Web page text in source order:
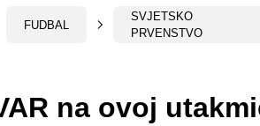
FUDBAL
SVJETSKO
PRVENSTVO
na ovoj